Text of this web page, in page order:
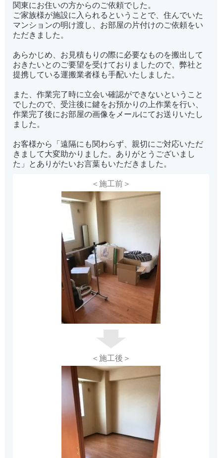
関東にお住いの方からのご依頼でした。
ご家族様が施設に入られるということで、住んでいた
マンションの明け渡し、お部屋の片付けのご依頼をい
ただきました。
あらかじめ、お見積もりの際に必要なものを搬出して
おきたいとのご要望を受けておりましたので、弊社と
提携している運搬業者様も手配いたしました。
また、作業完了時に立会い確認ができないということ
でしたので、受注後に鍵をお預かりの上作業を行い、
作業完了後にお部屋の画像をメールにてお送りいたし
ました。
お客様から「遠隔にも関わらず、親切にご対応いただ
きまして大変助かりました。ありがとうございまし
た」とありがたいお言葉もいただきました。
＜施工前＞
＜施工後＞